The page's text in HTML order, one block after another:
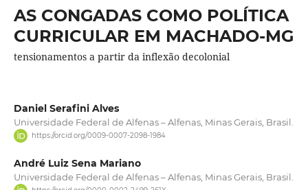
AS CONGADAS COMO POLÍTICA
CURRICULAR EM MACHADO-MG
tensionamentos a partir da inflexão decolonial
Daniel Serafini Alves
Universidade Federal de Alfenas – Alfenas, Minas Gerais, Brasil.
https://orcid.org/0009-0007-2098-1984
André Luiz Sena Mariano
Universidade Federal de Alfenas – Alfenas, Minas Gerais, Brasil.